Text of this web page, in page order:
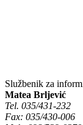
Službenik za
Matea Brljević
Tel. 035/431-232
Fax: 035/430-006